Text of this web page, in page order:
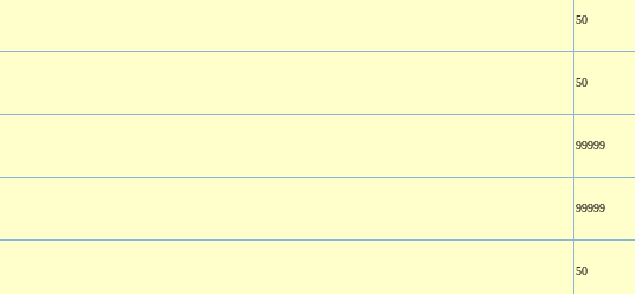
50
50
99999
99999
50